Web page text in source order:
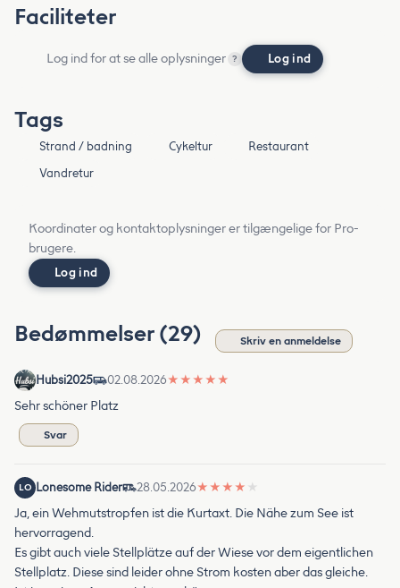
Faciliteter
Log ind for at se alle oplysninger ? Log ind
Tags
Strand / badning Cykeltur
Restaurant
Vandretur
Koordinater og kontaktoplysninger er tilgængelige for Pro-
brugere.
Log ind
Bedømmelser (29) Skriv en anmeldelse
Hubsi2025 02.08.2026★ ★ ★ ★ ★
Sehr schöner Platz
Svar
LO Lonesome Rider 28.05.2026★ ★ ★ ★ ★
Ja, ein Wehmutstropfen ist die Kurtaxt. Die Nähe zum See ist
hervorragend.
Es gibt auch viele Stellplätze auf der Wiese vor dem eigentlichen
Stellplatz. Diese sind leider ohne Strom kosten aber das gleiche.